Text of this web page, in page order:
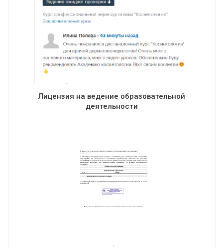
Лицензия на ведение образовательной
деятельности